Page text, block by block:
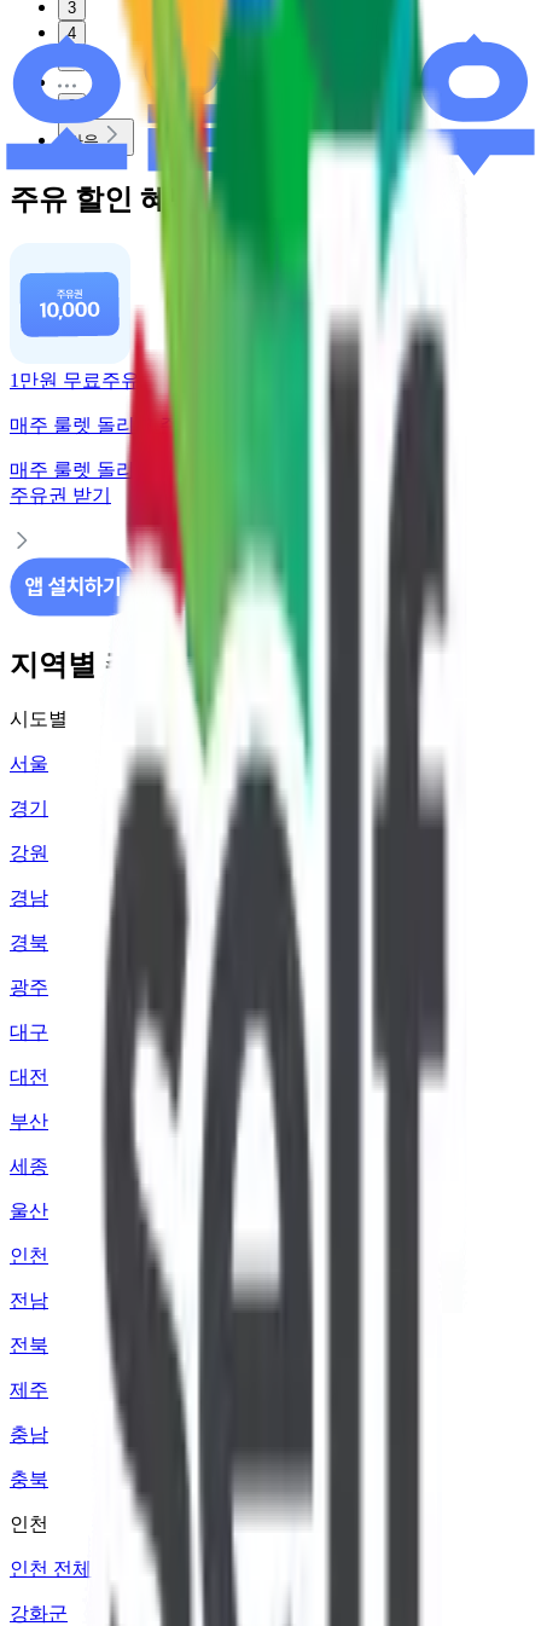
3
4
8
다음
주유 할인 혜택
1만원 무료주유
매주 룰렛 돌리고 주유권 받기
매주 룰렛 돌리고
주유권 받기
지역별 주유소 가격 정보
시도별
서울
경기
강원
경남
경북
광주
대구
대전
부산
세종
울산
인천
전남
전북
제주
충남
충북
인천
인천 전체
강화군